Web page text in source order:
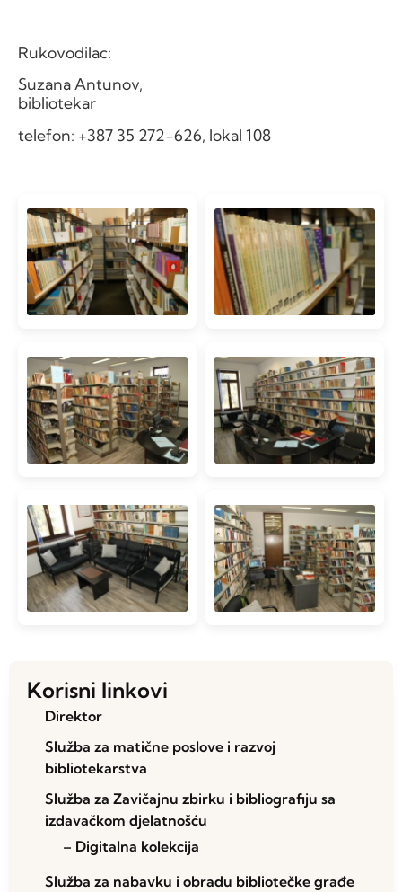
Rukovodilac:
Suzana Antunov,
bibliotekar
telefon: +387 35 272-626, lokal 108
Korisni linkovi
Direktor
Služba za matične poslove i razvoj
bibliotekarstva
Služba za Zavičajnu zbirku i bibliografiju sa
izdavačkom djelatnošću
– Digitalna kolekcija
Služba za nabavku i obradu bibliotečke građe